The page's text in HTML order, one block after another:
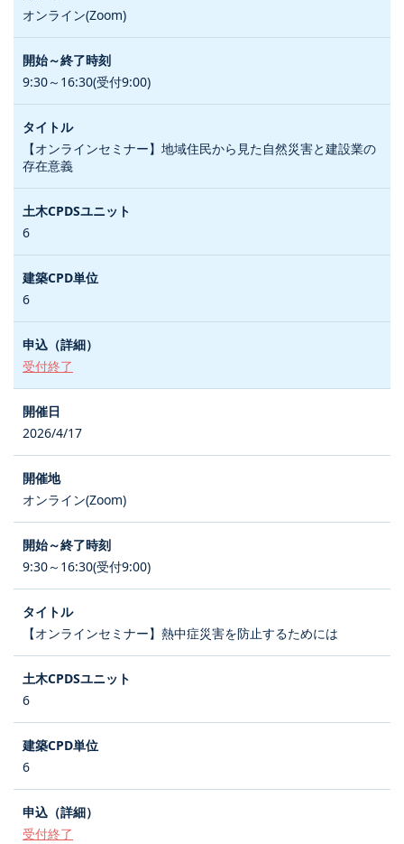
オンライン(Zoom)
9:30～16:30(受付9:00)
【オンラインセミナー】地域住民から見た自然災害と建設業の
存在意義
6
6
受付終了
2026/4/17
オンライン(Zoom)
9:30～16:30(受付9:00)
【オンラインセミナー】熱中症災害を防止するためには
6
6
受付終了